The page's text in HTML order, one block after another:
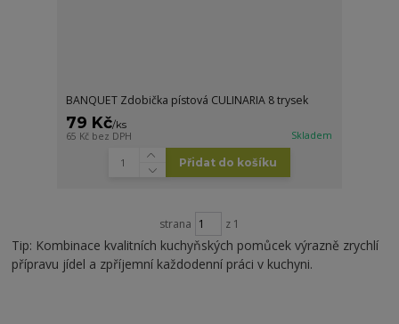
BANQUET Zdobička pístová CULINARIA 8 trysek
79 Kč/ks
65 Kč bez DPH Skladem
Přidat do košíku
strana z 1
Tip: Kombinace kvalitních kuchyňských pomůcek výrazně zrychlí
přípravu jídel a zpříjemní každodenní práci v kuchyni.